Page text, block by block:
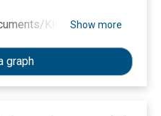
Klompok 1
Bunga Asilmi, C.
Kemasan Produk
Beli Konsumen.
Show more
graph